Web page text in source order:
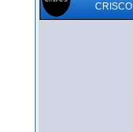
CRISCO